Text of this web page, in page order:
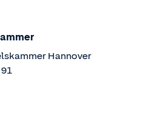
Hannover
91